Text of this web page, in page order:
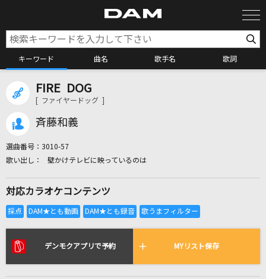
キーワード 曲名 歌手名 歌詞
全国りれき
リアルタイムで歌われている曲の一覧
FIRE DOG
[ ファイヤードッグ ]
斉藤和義
選曲番号： 3010-57
壁かけテレビに映っているのは
対応カラオケコンテンツ
デンモクアプリで予約 MYリスト保存